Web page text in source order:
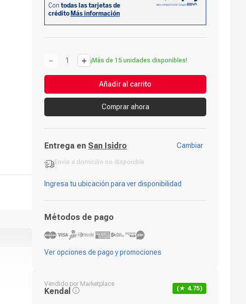
＋
－ ¡Más de 15 unidades disponibles!
Añadir al carrito
Comprar ahora
Entrega en San Isidro Cambiar
Envío a domicilio no disponible
-
Ingresa tu ubicación para ver disponibilidad
Métodos de pago
Ver opciones de pago y promociones
Vendido por Marketplace
Kendal (★ 4.75)